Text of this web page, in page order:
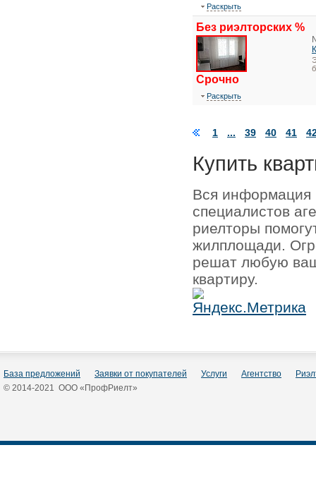
Раскрыть
Без риэлторских %
Срочно
Раскрыть
1 ... 39 40 41
Купить
Вся информация
специалистов
риелторы
жилплощади.
решат любую
квартиру.
База предложений Заявки от покупателей Услуги Агентство
© 2014-2021 ООО «ПрофРиелт»